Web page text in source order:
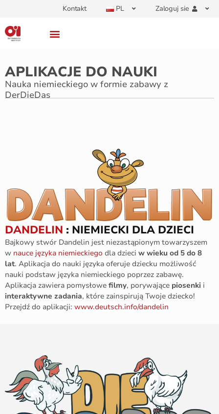
Kontakt PL Zaloguj sie
APLIKACJE DO NAUKI
Nauka niemieckiego w formie zabawy z
DerDieDas
DANDELIN : NIEMIECKI DLA DZIECI
Bajkowy stwór Dandelin jest niezastąpionym towarzyszem
w nauce języka niemieckiego dla dzieci w wieku od 5 do 8
lat. Aplikacja do nauki języka oferuje dziecku możliwość
nauki podstaw języka niemieckiego poprzez zabawę.
Aplikacja zawiera pomysłowe filmy, porywające piosenki i
interaktywne zadania, które zainspirują Twoje dziecko!
Przejdź do aplikacji: www.deutsch.info/dandelin